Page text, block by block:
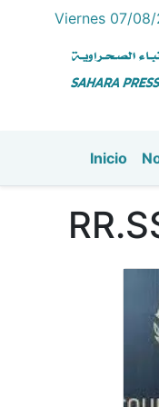
Viernes 07/
Inicio